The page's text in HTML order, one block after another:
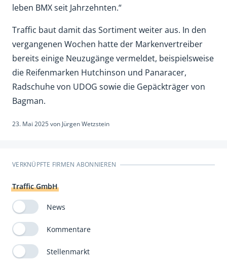
leben BMX seit Jahrzehnten.“
Traffic baut damit das Sortiment weiter aus. In den
vergangenen Wochen hatte der Markenvertreiber
bereits einige Neuzugänge vermeldet, beispielsweise
die Reifenmarken Hutchinson und Panaracer,
Radschuhe von UDOG sowie die Gepäckträger von
Bagman.
23. Mai 2025von Jürgen Wetzstein
VERKNÜPFTE FIRMEN ABONNIEREN
Traffic GmbH
News
Kommentare
Stellenmarkt